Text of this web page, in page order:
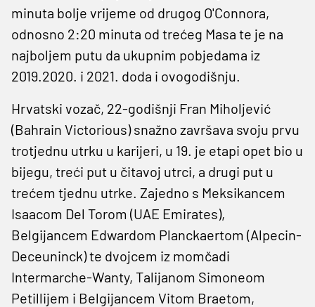
minuta bolje vrijeme od drugog O'Connora,
odnosno 2:20 minuta od trećeg Masa te je na
najboljem putu da ukupnim pobjedama iz
2019.2020. i 2021. doda i ovogodišnju.
Hrvatski vozač, 22-godišnji Fran Miholjević
(Bahrain Victorious) snažno završava svoju prvu
trotjednu utrku u karijeri, u 19. je etapi opet bio u
bijegu, treći put u čitavoj utrci, a drugi put u
trećem tjednu utrke. Zajedno s Meksikancem
Isaacom Del Torom (UAE Emirates),
Belgijancem Edwardom Planckaertom (Alpecin-
Deceuninck) te dvojcem iz momčadi
Intermarche-Wanty, Talijanom Simoneom
Petillijem i Belgijancem Vitom Braetom,